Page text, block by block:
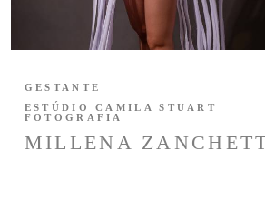
MILLENA
GESTANTE
ESTÚDIO CAMILA STUART
FOTOGRAFIA